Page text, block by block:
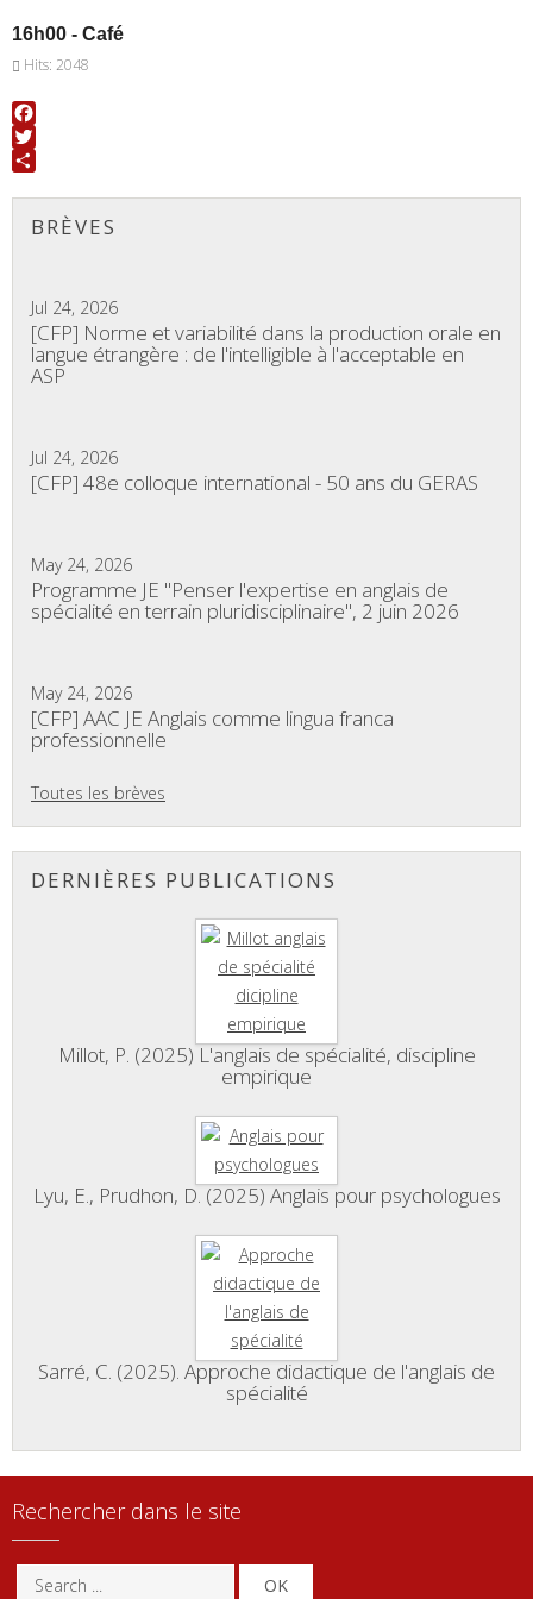
16h00 - Café
Hits: 2048
Facebook
Twitter
BRÈVES
Jul 24, 2026
[CFP] Norme et variabilité dans la production orale en
langue étrangère : de l'intelligible à l'acceptable en
ASP
Jul 24, 2026
[CFP] 48e colloque international - 50 ans du GERAS
May 24, 2026
Programme JE "Penser l'expertise en anglais de
spécialité en terrain pluridisciplinaire", 2 juin 2026
May 24, 2026
[CFP] AAC JE Anglais comme lingua franca
professionnelle
Toutes les brèves
DERNIÈRES PUBLICATIONS
Millot, P. (2025) L'anglais de spécialité, discipline
empirique
Lyu, E., Prudhon, D. (2025) Anglais pour psychologues
Sarré, C. (2025). Approche didactique de l'anglais de
spécialité
Rechercher dans le site
OK